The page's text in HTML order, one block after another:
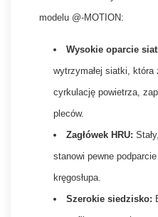
modelu @-MOTION:
Wysokie oparcie
wytrzymałej siatki, która
cyrkulację powietrza,
pleców.
Zagłówek HRU:
stanowi pewne
kręgosłupa.
Szerokie siedzisko: